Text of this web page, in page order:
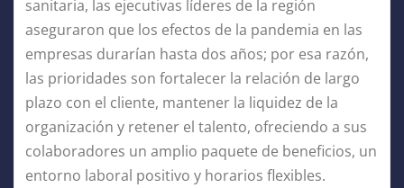
sanitaria, las ejecutivas líderes de la región
aseguraron que los efectos de la pandemia en las
empresas durarían hasta dos años; por esa razón,
las prioridades son fortalecer la relación de largo
plazo con el cliente, mantener la liquidez de la
organización y retener el talento, ofreciendo a sus
colaboradores un amplio paquete de beneficios, un
entorno laboral positivo y horarios flexibles.